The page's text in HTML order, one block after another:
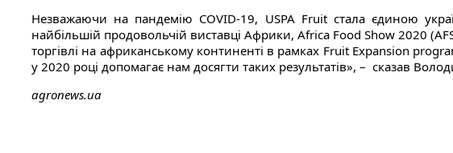
Незважаючи на пандемію COVID-19, USPA Fruit стала єдиною
найбільшій продовольчій виставці Африки, Africa Food Show 2020
торгівлі на африканському континенті в рамках Fruit Expansion
у 2020 році допомагає нам досягти таких результатів», – сказав
agronews.ua